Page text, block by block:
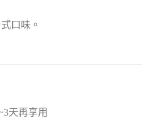
口味。
天再享用